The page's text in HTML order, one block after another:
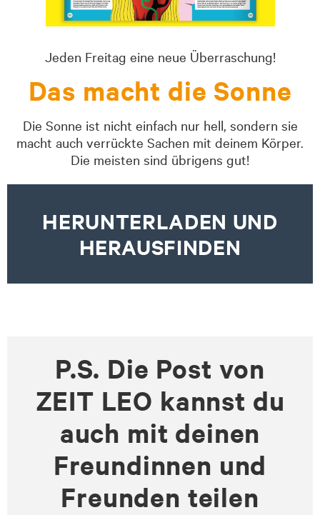
Jeden Freitag eine neue Überraschung!
Das macht die Sonne
Die Sonne ist nicht einfach nur hell, sondern sie
macht auch verrückte Sachen mit deinem Körper.
Die meisten sind übrigens gut!
HERUNTERLADEN UND
HERAUSFINDEN
P.S. Die Post von
ZEIT LEO kannst du
auch mit deinen
Freundinnen und
Freunden teilen